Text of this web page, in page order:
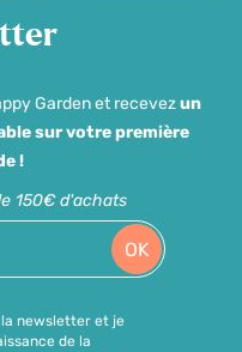
Garden et recevezun
sur votre première
!
150€ d'achats
OK
newsletter et je
de la